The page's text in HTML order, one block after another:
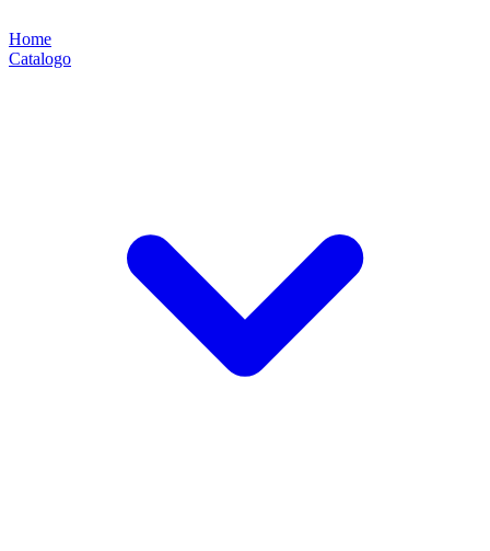
Home
Catalogo